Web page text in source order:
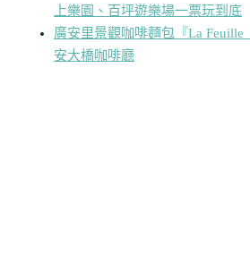
上樂園、百坪遊樂場一票玩到底
廣安里景觀咖啡麵包『La Feuille
安大橋咖啡廳